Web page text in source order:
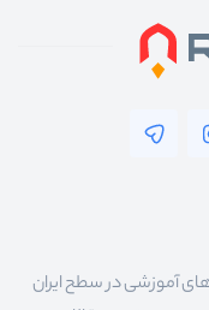
آموزشی در سطح ایران